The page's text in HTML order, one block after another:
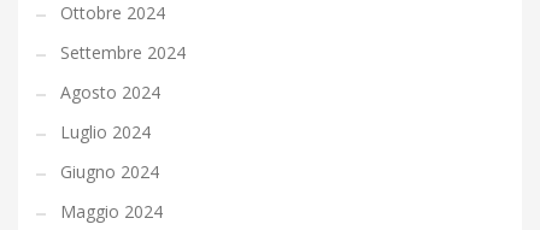
Ottobre 2024
Settembre 2024
Agosto 2024
Luglio 2024
Giugno 2024
Maggio 2024